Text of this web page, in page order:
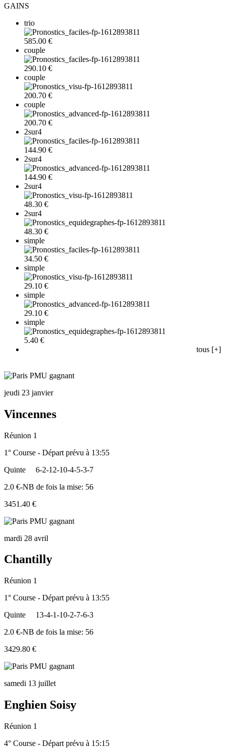
GAINS
trio
585.00 €
couple
290.10 €
couple
200.70 €
couple
200.70 €
2sur4
144.90 €
2sur4
144.90 €
2sur4
48.30 €
2sur4
48.30 €
simple
34.50 €
simple
29.10 €
simple
29.10 €
simple
5.40 €
tous [+]
jeudi 23 janvier
Vincennes
Réunion 1
1° Course - Départ prévu à 13:55
Quinte
6-2-12-10-4-5-3-7
2.0 €-NB de fois la mise: 56
3451.40 €
mardi 28 avril
Chantilly
Réunion 1
1° Course - Départ prévu à 13:55
Quinte
13-4-1-10-2-7-6-3
2.0 €-NB de fois la mise: 56
3429.80 €
samedi 13 juillet
Enghien Soisy
Réunion 1
4° Course - Départ prévu à 15:15